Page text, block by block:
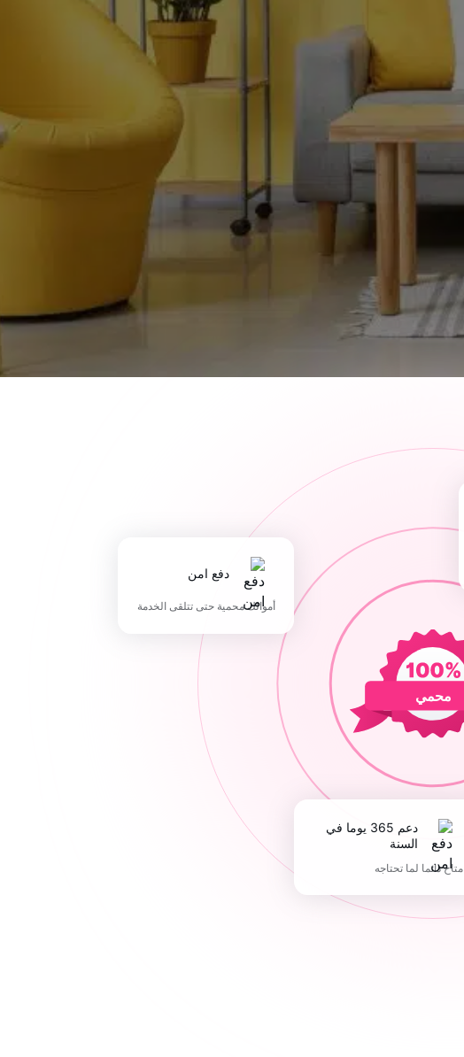
محمي
دفع امن
أموالك محمية حتى تتلقى الخدمة
دعم 365 يوما في
السنة
متاح دائما لما تحتاجه